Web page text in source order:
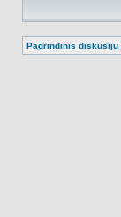
Pagrindinis diskusijų